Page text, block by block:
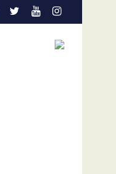
salud mental de los niños
en su presentación en